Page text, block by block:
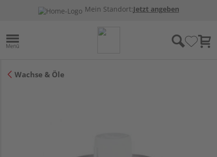
Mein Standort:Jetzt angeben
Wachse & Öle